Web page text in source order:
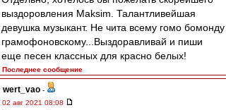
выздоровления Maksim. Талантливейшая
девушка музыкант. Не чита всему гомо бомонду
грамофоновскому...Выздоравливай и пиши
еще песен классных для красно белых!
Последнее сообщение
wert_vao -
02 авг 2021 08:08